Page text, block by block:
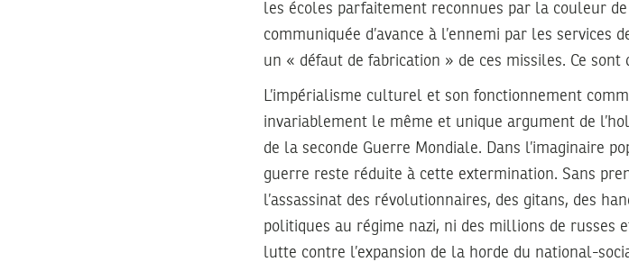
les écoles parfaitement reconnues par la couleur
communiquée d’avance à l’ennemi par les services
un « défaut de fabrication » de ces missiles. Ce
L’impérialisme culturel et son fonctionnement
invariablement le même et unique argument de
de la seconde Guerre Mondiale. Dans l’imaginaire
guerre reste réduite à cette extermination. Sans
l’assassinat des révolutionnaires, des gitans, des
politiques au régime nazi, ni des millions de russes
lutte contre l’expansion de la horde du national-